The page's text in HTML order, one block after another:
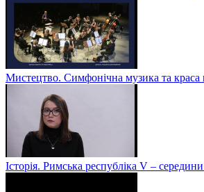
Мистецтво. Симфонічна музика та краса
Історія. Римська республіка V – середини